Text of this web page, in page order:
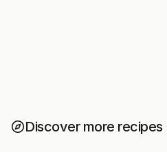
Discover more recipes